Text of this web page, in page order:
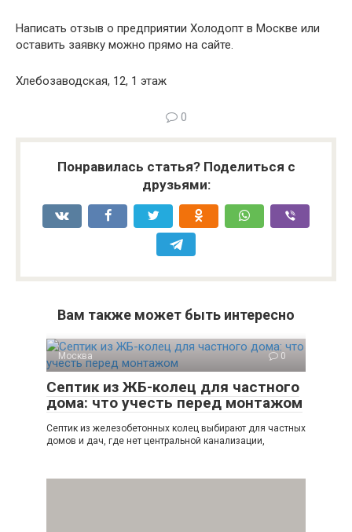
Написать отзыв о предприятии Холодопт в Москве или
оставить заявку можно прямо на сайте.
Хлебозаводская, 12, 1 этаж
0
Понравилась статья? Поделиться с
друзьями:
Вам также может быть интересно
Москва 0
Септик из ЖБ-колец для частного
дома: что учесть перед монтажом
Септик из железобетонных колец выбирают для частных
домов и дач, где нет центральной канализации,